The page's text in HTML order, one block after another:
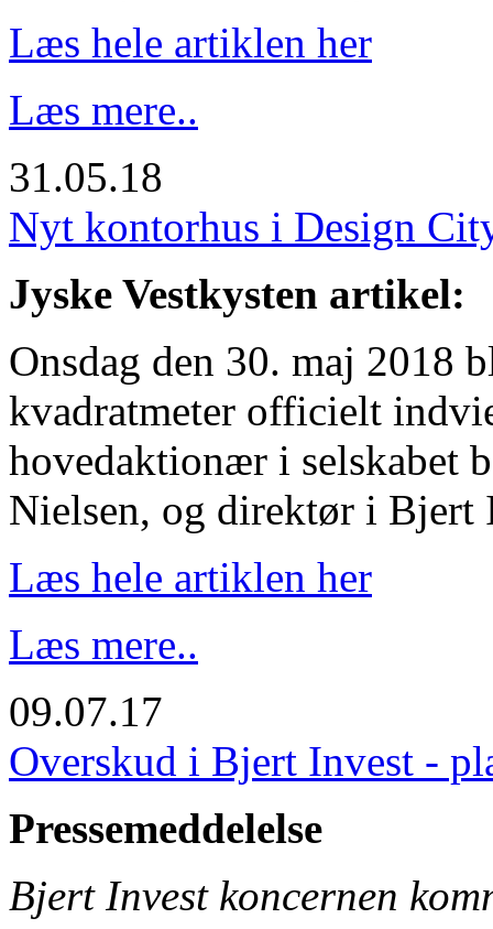
Læs hele artiklen her
Læs mere..
31.05.18
Nyt kontorhus i Design
Jyske Vestkysten artikel:
Onsdag den 30. maj 2018
kvadratmeter officielt
hovedaktionær i selskabet
Nielsen, og direktør i Bjert
Læs hele artiklen her
Læs mere..
09.07.17
Overskud i Bjert Invest -
Pressemeddelelse
Bjert Invest koncernen